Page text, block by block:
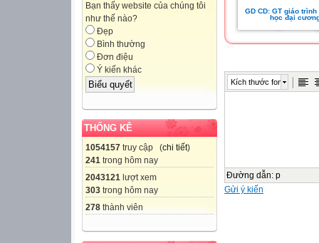
Bạn thấy website của chúng tôi
như thế nào?
Đẹp
Bình thường
Đơn điệu
Ý kiến khác
THỐNG KÊ
1054157 truy cập (chi tiết)
241 trong hôm nay
2043121 lượt xem
303 trong hôm nay
278 thành viên
GD CD: GT giáo
học đại
Kích thước font
Đường dẫn: p
Gửi ý kiến